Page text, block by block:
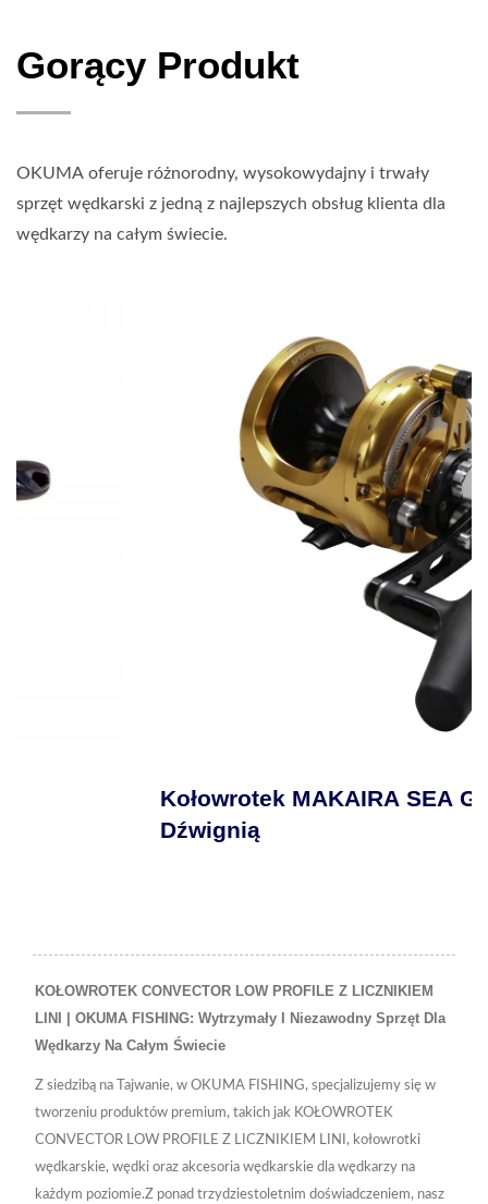
Gorący Produkt
OKUMA oferuje różnorodny, wysokowydajny i trwały
sprzęt wędkarski z jedną z najlepszych obsług klienta dla
wędkarzy na całym świecie.
Kołowrotek MAKAIRA SEA GOLD Z
KOŁOWROTEK CONVECTOR LOW PROFILE Z LICZNIKIEM
LINI | OKUMA FISHING: Wytrzymały I Niezawodny Sprzęt Dla
Wędkarzy Na Całym Świecie
Z siedzibą na Tajwanie, w OKUMA FISHING, specjalizujemy się w
tworzeniu produktów premium, takich jak KOŁOWROTEK
CONVECTOR LOW PROFILE Z LICZNIKIEM LINI, kołowrotki
wędkarskie, wędki oraz akcesoria wędkarskie dla wędkarzy na
każdym poziomie.Z ponad trzydziestoletnim doświadczeniem, nasz